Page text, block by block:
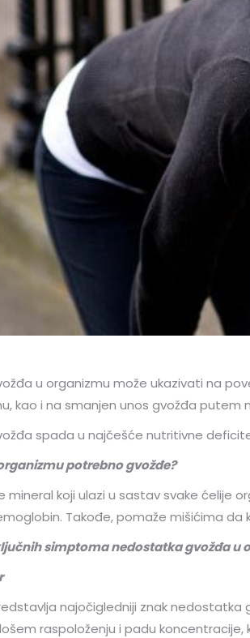
u organizmu može ukazivati na
kao i na smanjen unos gvožđa putem
spada u najčešće nutritivne
potrebno gvožđe?
mineral koji ulazi u sastav svake ćelije
Takođe, pomaže mišićima da
simptoma nedostatka gvožđa u
najočigledniji znak nedostatka
raspoloženju i padu